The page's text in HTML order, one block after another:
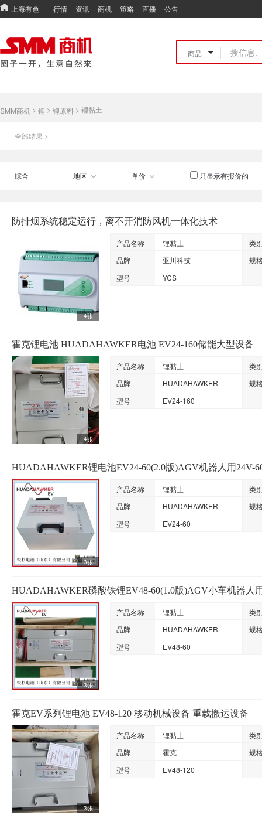
上海有色 行情 资讯 商机 策略 直播 公告
SMM商机 > 锂 > 锂原料 > 锂黏土
全部结果 >
综合 地区 单价 只显示有报价的
防排烟系统稳定运行，离不开消防风机一体化技术
4张
产品名称 锂黏土
类
品牌
亚川科技
规
型号
YCS
霍克锂电池 HUADAHAWKER电池 EV24-160储能大型设备
4张
产品名称 锂黏土
类
品牌
HUADAHAWKER
规
型号
EV24-160
HUADAHAWKER锂电池EV24-60(2.0版)AGV机器人用24V-
3张
产品名称 锂黏土
类
品牌
HUADAHAWKER
规
型号
EV24-60
HUADAHAWKER磷酸铁锂EV48-60(1.0版)AGV小车机器人
3张
产品名称 锂黏土
类
品牌
HUADAHAWKER
规
型号
EV48-60
霍克EV系列锂电池 EV48-120 移动机械设备 重载搬运设备
3张
产品名称 锂黏土
类
品牌
霍克
规
型号
EV48-120